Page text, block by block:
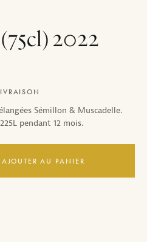
2022
Sémillon & Muscadelle.
pendant 12 mois.
AJOUTER AU PANIER